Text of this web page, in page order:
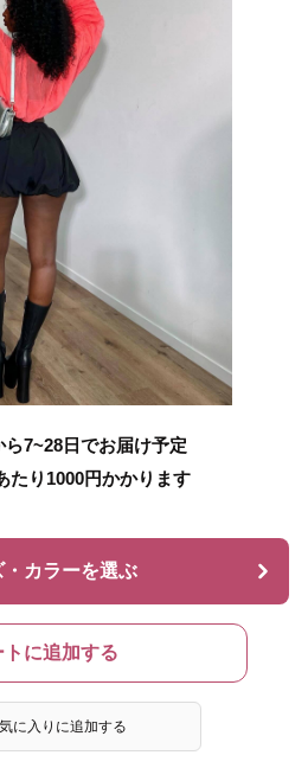
ら7~28日でお届け予定
たり 1000円かかります
・カラーを選ぶ
トに追加する
に入りに追加する